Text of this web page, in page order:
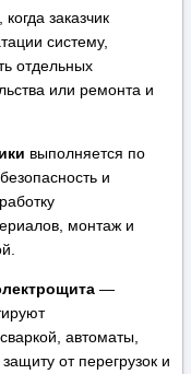
заказчик
систему,
отдельных
или ремонта и
выполняется по
и
монтаж и
—
автоматы,
от перегрузок и